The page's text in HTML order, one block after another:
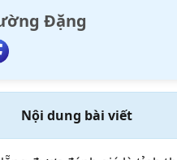
Đặng
Nội dung bài viết